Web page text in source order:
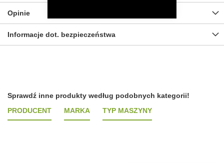
Opinie
Informacje dot. bezpieczeństwa
Sprawdź inne produkty według podobnych kategorii!
PRODUCENT
MARKA TYP MASZYNY